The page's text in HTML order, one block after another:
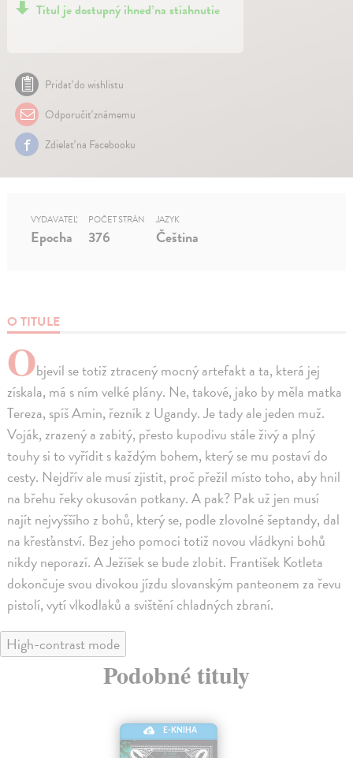
Titul je dostupný ihneď na stiahnutie
Pridať do wishlistu
Odporučiť známemu
Zdielať na Facebooku
O TITULE
Objevil se totiž ztracený mocný artefakt a ta, která jej
získala, má s ním velké plány. Ne, takové, jako by měla matka
Tereza, spíš Amin, řezník z Ugandy. Je tady ale jeden muž.
Voják, zrazený a zabitý, přesto kupodivu stále živý a plný
touhy si to vyřídit s každým bohem, který se mu postaví do
cesty. Nejdřív ale musí zjistit, proč přežil místo toho, aby hnil
na břehu řeky okusován potkany. A pak? Pak už jen musí
najít nejvyššího z bohů, který se, podle zlovolné šeptandy, dal
na křesťanství. Bez jeho pomoci totiž novou vládkyni bohů
nikdy neporazí. A Ježíšek se bude zlobit. František Kotleta
dokončuje svou divokou jízdu slovanským panteonem za řevu
pistolí, vytí vlkodlaků a svištění chladných zbraní.
VYDAVATEĽ
Epocha
POČET STRÁN
376
JAZYK
Čeština
High-contrast mode
Podobné tituly
E-KNIHA